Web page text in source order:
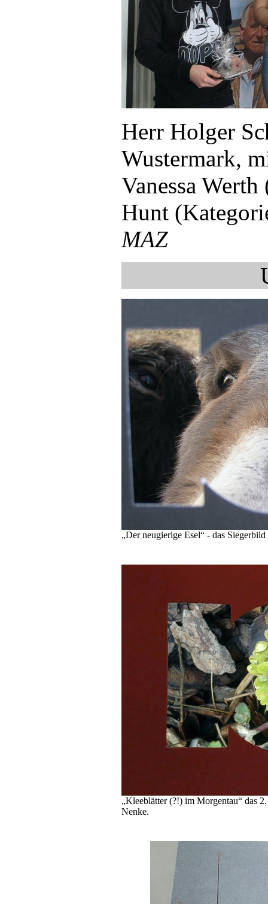
… Vanessa Werth informieren die
über die Siegerkür der schulinternen
Ein Präsent für unsere Schule! Herr
Herr Holger
Wustermark,
Vanessa
Hunt
MAZ
„Der neugierige Esel“ - das
„Kleeblätter (?!) im Morgentau“ das
Nenke.